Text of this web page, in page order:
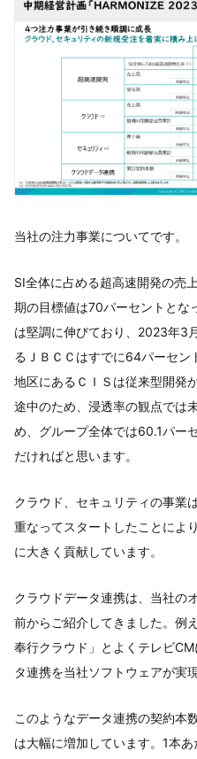
当社の注力事業についてです。
SI全体に占める超高速開発の売
期の目標値は70パーセントとな
は堅調に伸びており、2023年3
るＪＢＣＣはすでに64パーセン
地区にあるＣＩＳは従来型開発
途中のため、浸透率の観点では
め、グループ全体では60.1パー
だければと思います。
クラウド、セキュリティの事業
重なってスタートしたことによ
に大きく貢献しています。
クラウドデータ連携は、当社の
前からご紹介してきました。例
奉行クラウド」とよくテレビ
タ連携を当社ソフトウェアが実
このようなデータ連携の契約本
は大幅に増加しています。1本